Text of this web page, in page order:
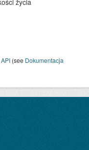
życia
API (see Dokumentacja